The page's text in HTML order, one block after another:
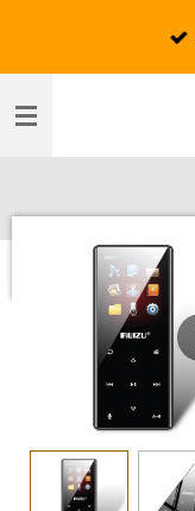
de
hoofdinhoud